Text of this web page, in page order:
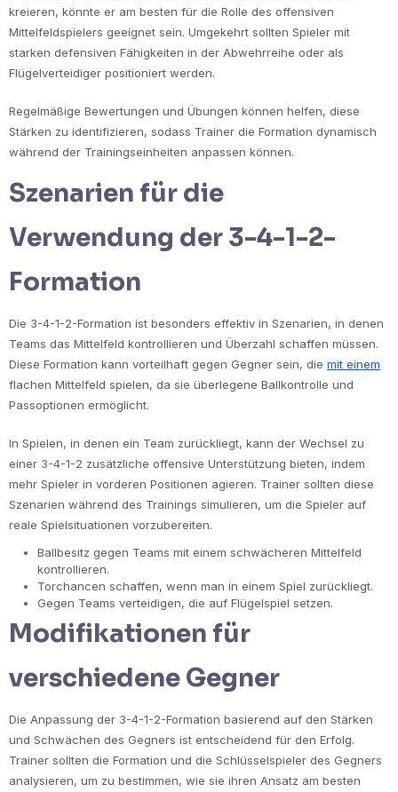
kreieren, könnte er am besten für die Rolle des offensiven
Mittelfeldspielers geeignet sein. Umgekehrt sollten Spieler mit
starken defensiven Fähigkeiten in der Abwehrreihe oder als
Flügelverteidiger positioniert werden.
Regelmäßige Bewertungen und Übungen können helfen, diese
Stärken zu identifizieren, sodass Trainer die Formation dynamisch
während der Trainingseinheiten anpassen können.
Szenarien für die
Verwendung der 3-4-1-2-
Formation
Die 3-4-1-2-Formation ist besonders effektiv in Szenarien, in denen
Teams das Mittelfeld kontrollieren und Überzahl schaffen müssen.
Diese Formation kann vorteilhaft gegen Gegner sein, die mit einem
flachen Mittelfeld spielen, da sie überlegene Ballkontrolle und
Passoptionen ermöglicht.
In Spielen, in denen ein Team zurückliegt, kann der Wechsel zu
einer 3-4-1-2 zusätzliche offensive Unterstützung bieten, indem
mehr Spieler in vorderen Positionen agieren. Trainer sollten diese
Szenarien während des Trainings simulieren, um die Spieler auf
reale Spielsituationen vorzubereiten.
Ballbesitz gegen Teams mit einem schwächeren Mittelfeld
kontrollieren.
Torchancen schaffen, wenn man in einem Spiel zurückliegt.
Gegen Teams verteidigen, die auf Flügelspiel setzen.
Modifikationen für
verschiedene Gegner
Die Anpassung der 3-4-1-2-Formation basierend auf den Stärken
und Schwächen des Gegners ist entscheidend für den Erfolg.
Trainer sollten die Formation und die Schlüsselspieler des Gegners
analysieren, um zu bestimmen, wie sie ihren Ansatz am besten